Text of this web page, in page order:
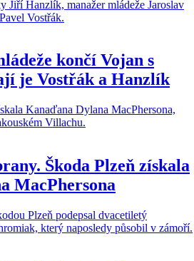
končí Vojan s
je Vostřák a Hanzlík
Škoda Plzeň získala
MacPhersona